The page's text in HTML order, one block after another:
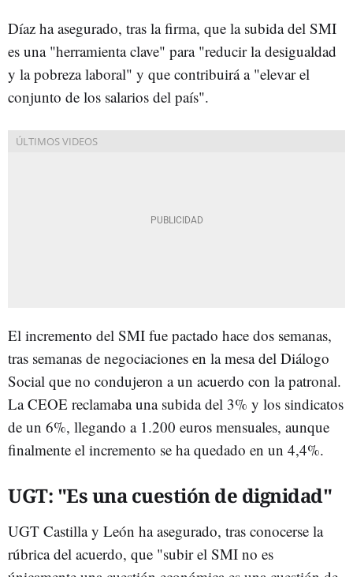
Díaz ha asegurado, tras la firma, que la subida del SMI
es una "herramienta clave" para "reducir la desigualdad
y la pobreza laboral" y que contribuirá a "elevar el
conjunto de los salarios del país".
El incremento del SMI fue pactado hace dos semanas,
tras semanas de negociaciones en la mesa del Diálogo
Social que no condujeron a un acuerdo con la patronal.
La CEOE reclamaba una subida del 3% y los sindicatos
de un 6%, llegando a 1.200 euros mensuales, aunque
finalmente el incremento se ha quedado en un 4,4%.
UGT: "Es una cuestión de dignidad"
UGT Castilla y León ha asegurado, tras conocerse la
rúbrica del acuerdo, que "subir el SMI no es